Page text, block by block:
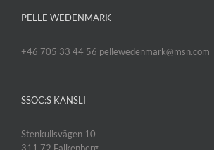
PELLE WEDENMARK
+46 705 33 44 56 pellewedenmark@msn.com
SSOC:S KANSLI
Stenkullsvägen 10